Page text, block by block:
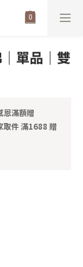
單品｜雙
恩滿額贈
取件 滿1688 贈